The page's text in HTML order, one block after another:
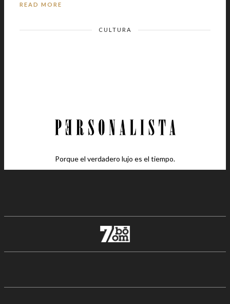
READ MORE
CULTURA
Porque el verdadero lujo es el tiempo.